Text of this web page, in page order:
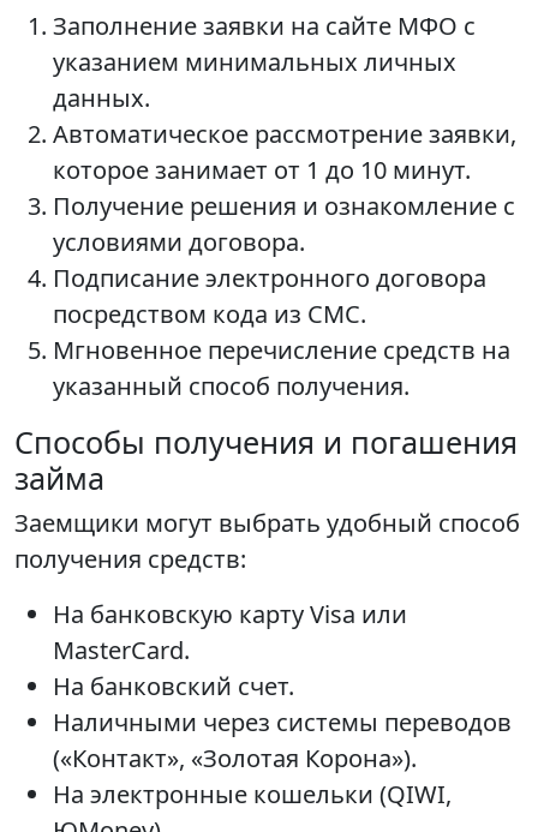
Заполнение заявки на сайте МФО с
указанием минимальных личных
данных.
Автоматическое рассмотрение заявки,
которое занимает от 1 до 10 минут.
Получение решения и ознакомление с
условиями договора.
Подписание электронного договора
посредством кода из СМС.
Мгновенное перечисление средств на
указанный способ получения.
Способы получения и погашения
займа
Заемщики могут выбрать удобный способ
получения средств:
На банковскую карту Visa или
MasterCard.
На банковский счет.
Наличными через системы переводов
(«Контакт», «Золотая Корона»).
На электронные кошельки (QIWI,